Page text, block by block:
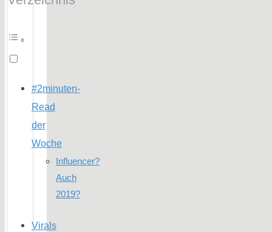
#2minuten-
Read
der
Woche
Influencer?
Auch
2019?
Virals